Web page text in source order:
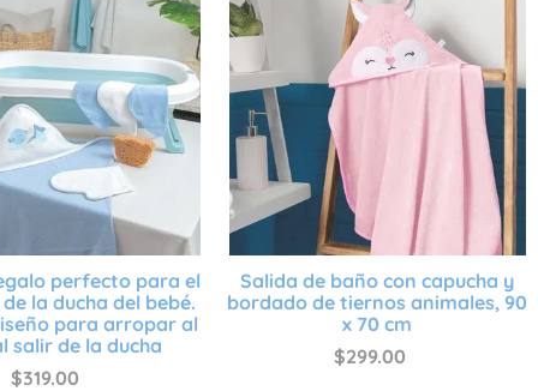
perfecto para el
la ducha del bebé.
para arropar al
salir de la ducha
$319.00
Salida de baño con capucha y
bordado de tiernos animales, 90
x 70 cm
$299.00